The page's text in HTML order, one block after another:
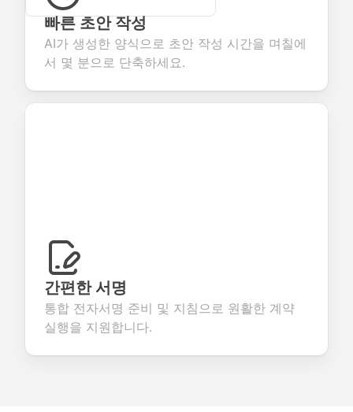
빠른 초안 작성
AI가 생성한 양식으로 초안 작성 시간을 며칠에
서 몇 분으로 단축하세요.
간편한 서명
통합 전자서명 준비 및 지침으로 원활한 계약
실행을 지원합니다.